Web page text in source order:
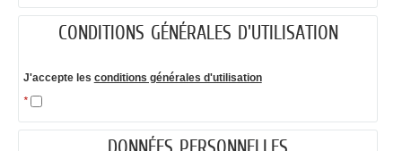
CONDITIONS GÉNÉRALES D'UTILISATION
J'accepte les conditions générales d'utilisation
*